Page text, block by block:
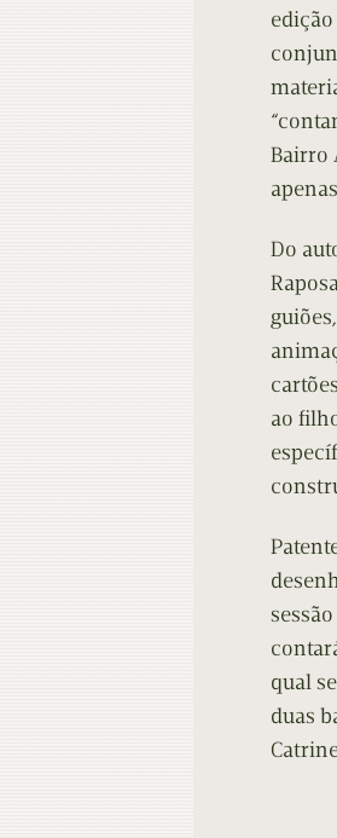
Bairro
Do
guiões,
ao
qual
duas